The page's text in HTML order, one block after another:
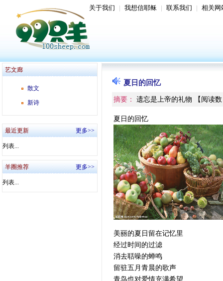
关于我们 | 我想信耶稣 | 联系我们 | 相关网
艺文廊
散文
新诗
最近更新 更多>>
列表...
羊圈推荐 更多>>
列表...
夏日的回忆
摘要： 遗忘是上帝的礼物 【 阅读数
夏日的回忆
美丽的夏日留在记忆里
经过时间的过滤
消去聒噪的蝉鸣
留驻五月青晨的歌声
青鸟也对爱情充满希望